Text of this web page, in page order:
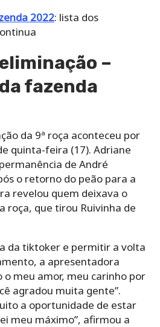
2022: lista dos
–
fazenda
da 9ª roça aconteceu por
quinta-feira (17). Adriane
de André
o retorno do peão para a
revelou quem deixava o
roça, que tirou Ruivinha de
da tiktoker e permitir a volta
a apresentadora
o meu amor, meu carinho por
agradou muita gente”.
a oportunidade de estar
meu máximo”, afirmou a